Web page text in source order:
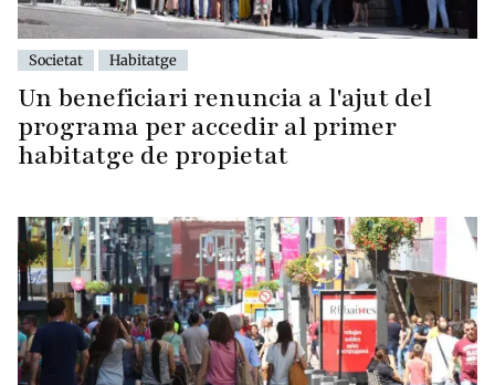
Societat Habitatge
Un beneficiari renuncia a l'ajut del
programa per accedir al primer
habitatge de propietat